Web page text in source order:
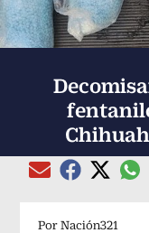
Compartir el
Compartir el
Por Nación321